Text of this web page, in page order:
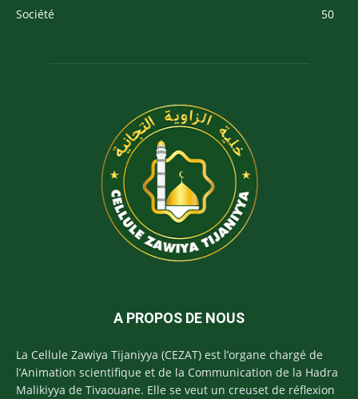
Société
50
A PROPOS DE NOUS
La Cellule Zawiya Tijaniyya (CEZAT) est l’organe chargé de
l’Animation scientifique et de la Communication de la Hadra
Malikiyya de Tivaouane. Elle se veut un creuset de réflexion